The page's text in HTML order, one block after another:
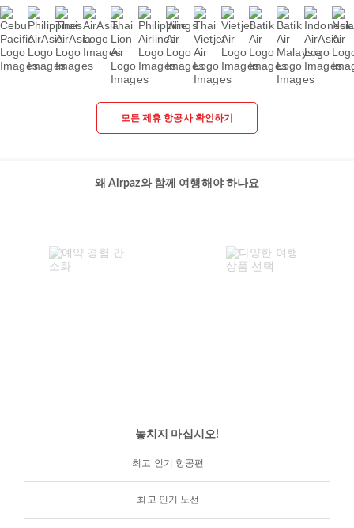
모든 제휴 항공사 확인하기
왜 Airpaz와 함께 여행해야 하나요
놓치지 마십시오!
최고 인기 항공편
최고 인기 노선